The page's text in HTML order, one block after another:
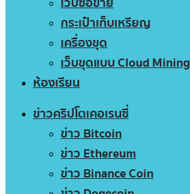
กระเป๋าเก็บเหรียญ
เครื่องขุด
เว็บขุดแบบ Cloud Mining
ห้องเรียน
ข่าวคริปโตเคอเรนซี่
ข่าว Bitcoin
ข่าว Ethereum
ข่าว Binance Coin